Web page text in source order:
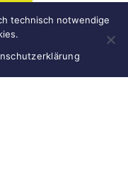
technisch notwendige